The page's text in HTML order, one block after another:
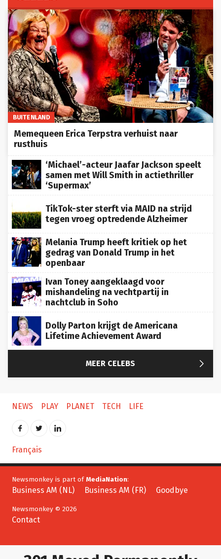
BUITENLAND
Memequeen Erica Terpstra verhuist naar
rusthuis
‘Michael’-acteur Jaafar Jackson speelt
samen met Will Smith in actiethriller
‘Supermax’
TikTok-ster sterft via MAID na strijd
tegen vroeg optredende Alzheimer
Melania Trump heeft kritiek op het
gedrag van Donald Trump in het
openbaar
Ivan Toney aangeklaagd voor
mishandeling na vechtpartij in
nachtclub in Soho
Dolly Parton krijgt de Americana
Lifetime Achievement Award
MEER CELEBS 
NEWS PLAY PLANET TECH LIFE
Français
Newsmonkey is part of MediaNation
Business AM (NL) Business AM (FR) Goodbye
Newsmonkey © 2026
Contact